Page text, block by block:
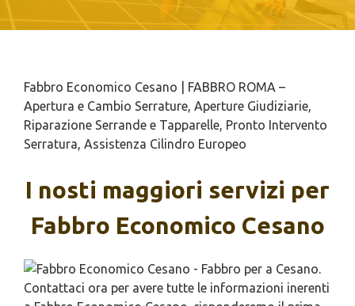
Fabbro Economico Cesano | FABBRO ROMA –
Apertura e Cambio Serrature, Aperture Giudiziarie,
Riparazione Serrande e Tapparelle, Pronto Intervento
Serratura, Assistenza Cilindro Europeo
I nosti maggiori servizi per
Fabbro Economico Cesano